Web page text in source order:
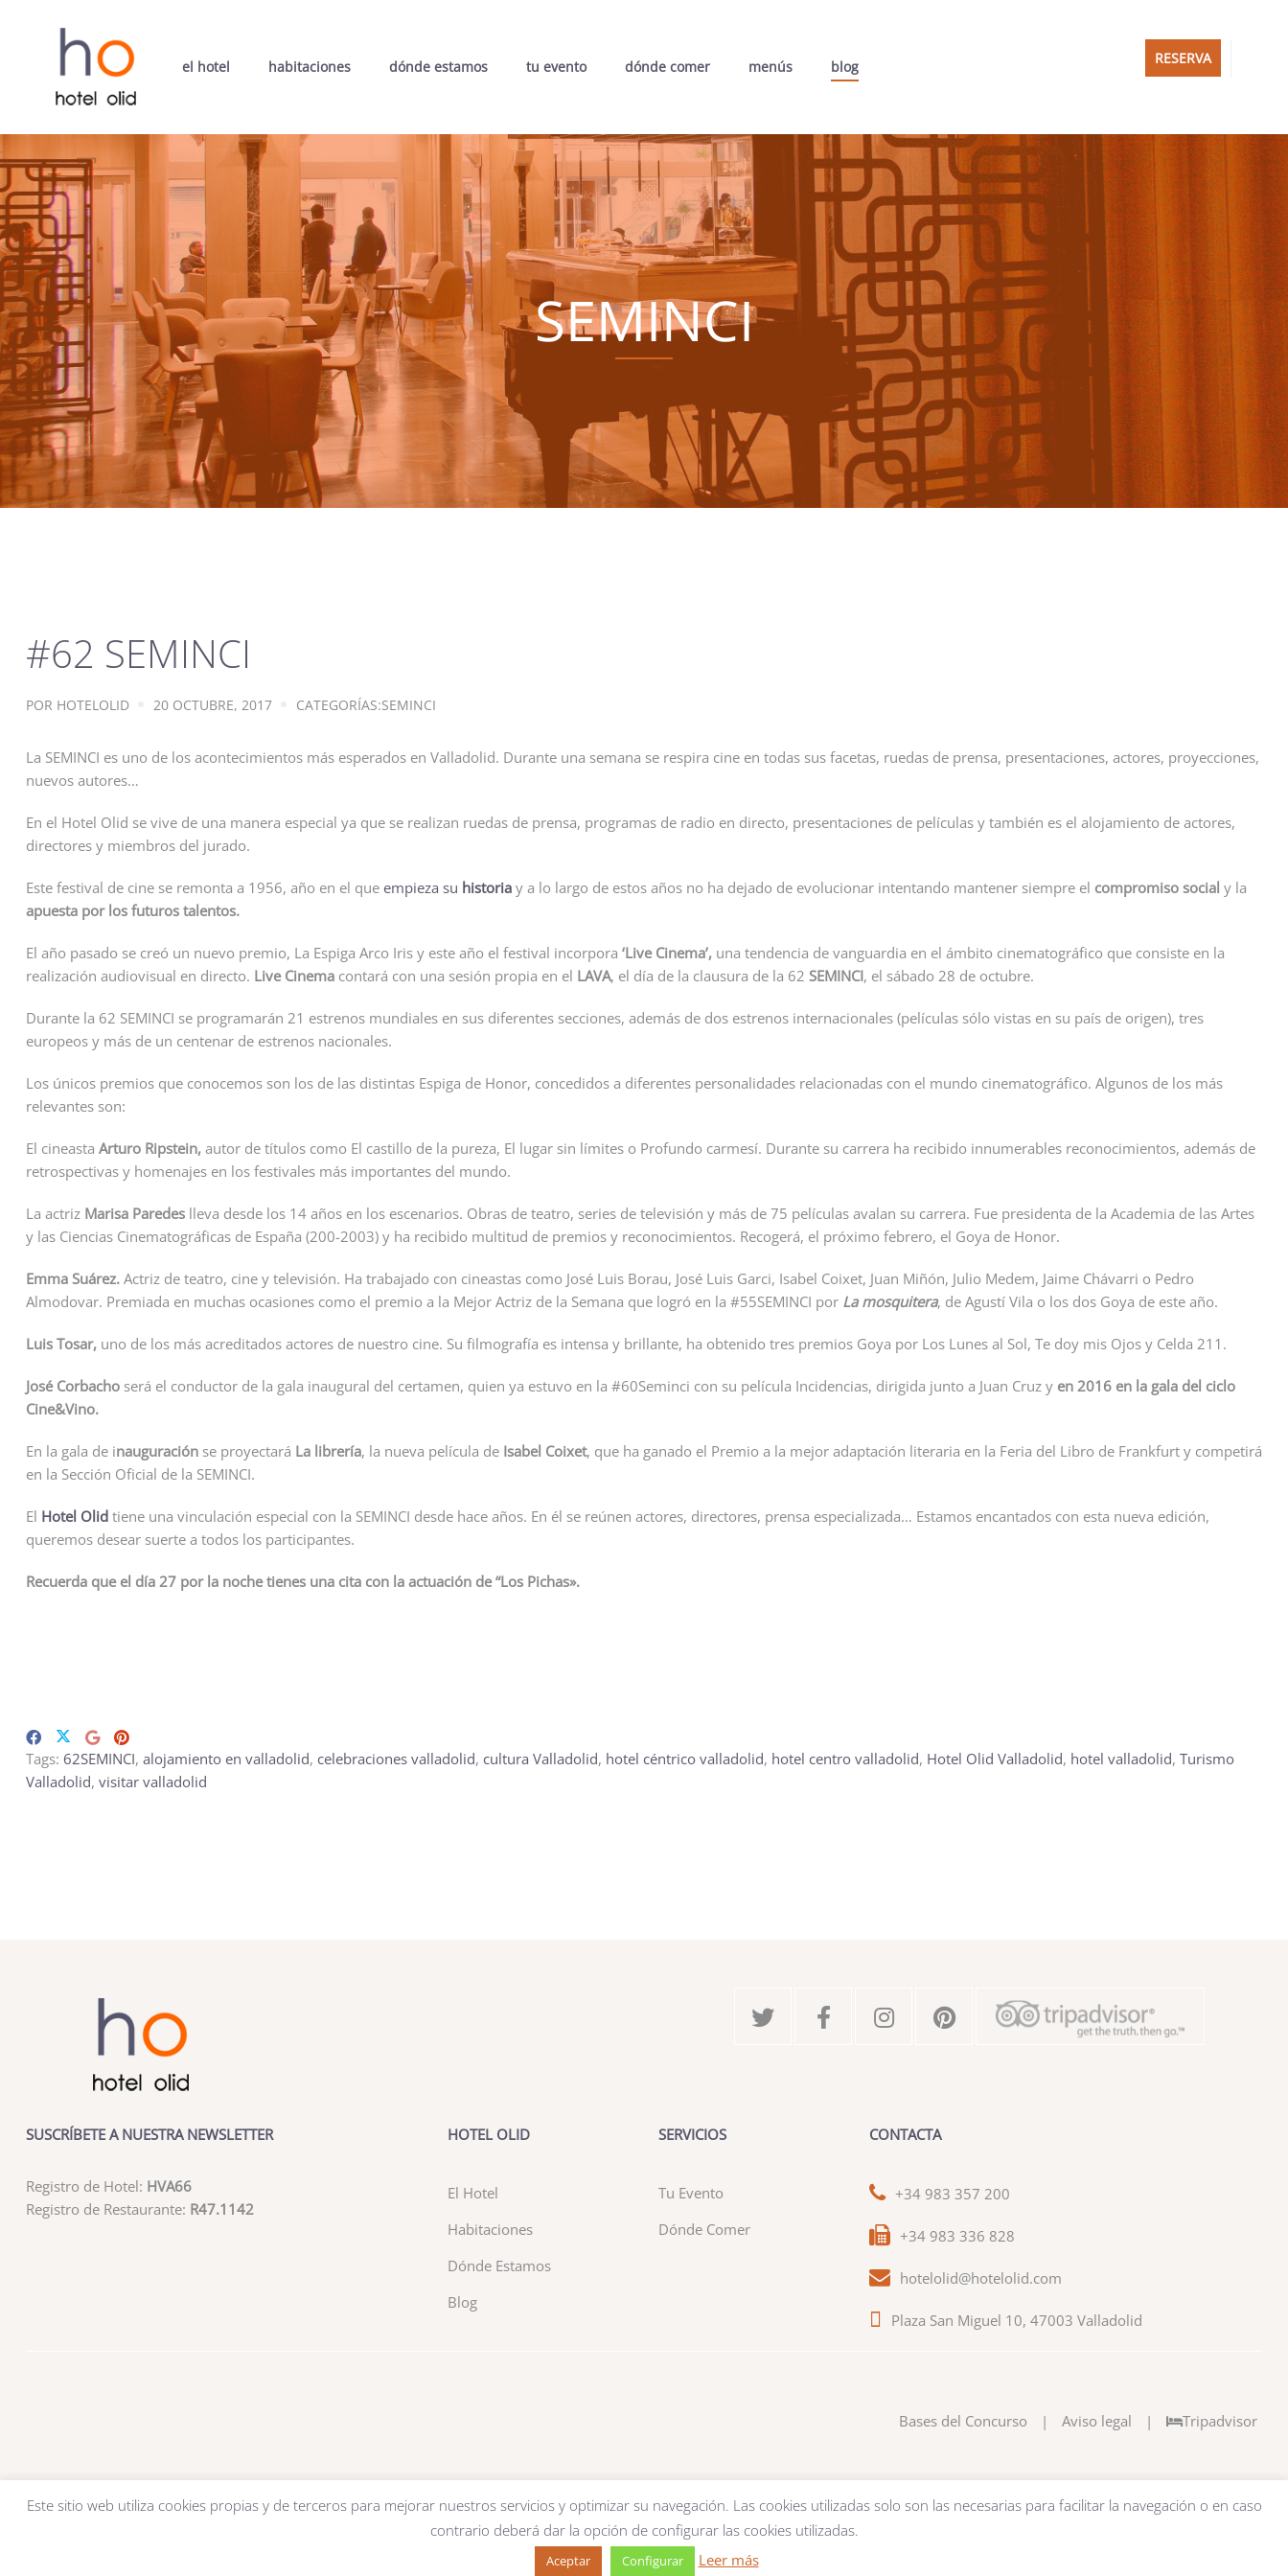
el hotel habitaciones dónde estamos tu evento dónde comer menús blog RESERVA
SEMINCI
#62 SEMINCI
POR HOTELOLID 20 OCTUBRE, 2017 CATEGORÍAS:SEMINCI
La SEMINCI es uno de los acontecimientos más esperados en Valladolid. Durante una semana se respira cine en todas sus facetas, ruedas de prensa, presentaciones, actores, proyecciones,
nuevos autores…
En el Hotel Olid se vive de una manera especial ya que se realizan ruedas de prensa, programas de radio en directo, presentaciones de películas y también es el alojamiento de actores,
directores y miembros del jurado.
Este festival de cine se remonta a 1956, año en el que empieza su historia y a lo largo de estos años no ha dejado de evolucionar intentando mantener siempre el compromiso social y la
apuesta por los futuros talentos.
El año pasado se creó un nuevo premio, La Espiga Arco Iris y este año el festival incorpora ‘Live Cinema’, una tendencia de vanguardia en el ámbito cinematográfico que consiste en la
realización audiovisual en directo. Live Cinema contará con una sesión propia en el LAVA, el día de la clausura de la 62 SEMINCI, el sábado 28 de octubre.
Durante la 62 SEMINCI se programarán 21 estrenos mundiales en sus diferentes secciones, además de dos estrenos internacionales (películas sólo vistas en su país de origen), tres
europeos y más de un centenar de estrenos nacionales.
Los únicos premios que conocemos son los de las distintas Espiga de Honor, concedidos a diferentes personalidades relacionadas con el mundo cinematográfico. Algunos de los más
relevantes son:
El cineasta Arturo Ripstein, autor de títulos como El castillo de la pureza, El lugar sin límites o Profundo carmesí. Durante su carrera ha recibido innumerables reconocimientos, además de
retrospectivas y homenajes en los festivales más importantes del mundo.
La actriz Marisa Paredes lleva desde los 14 años en los escenarios. Obras de teatro, series de televisión y más de 75 películas avalan su carrera. Fue presidenta de la Academia de las Artes
y las Ciencias Cinematográficas de España (200-2003) y ha recibido multitud de premios y reconocimientos. Recogerá, el próximo febrero, el Goya de Honor.
Emma Suárez. Actriz de teatro, cine y televisión. Ha trabajado con cineastas como José Luis Borau, José Luis Garci, Isabel Coixet, Juan Miñón, Julio Medem, Jaime Chávarri o Pedro
Almodovar. Premiada en muchas ocasiones como el premio a la Mejor Actriz de la Semana que logró en la #55SEMINCI por La mosquitera, de Agustí Vila o los dos Goya de este año.
Luis Tosar, uno de los más acreditados actores de nuestro cine. Su filmografía es intensa y brillante, ha obtenido tres premios Goya por Los Lunes al Sol, Te doy mis Ojos y Celda 211.
José Corbacho será el conductor de la gala inaugural del certamen, quien ya estuvo en la #60Seminci con su película Incidencias, dirigida junto a Juan Cruz y en 2016 en la gala del ciclo
Cine&Vino.
En la gala de inauguración se proyectará La librería, la nueva película de Isabel Coixet, que ha ganado el Premio a la mejor adaptación literaria en la Feria del Libro de Frankfurt y competirá
en la Sección Oficial de la SEMINCI.
El Hotel Olid tiene una vinculación especial con la SEMINCI desde hace años. En él se reúnen actores, directores, prensa especializada… Estamos encantados con esta nueva edición,
queremos desear suerte a todos los participantes.
Recuerda que el día 27 por la noche tienes una cita con la actuación de “Los Pichas».
Tags: 62SEMINCI, alojamiento en valladolid, celebraciones valladolid, cultura Valladolid, hotel céntrico valladolid, hotel centro valladolid, Hotel Olid Valladolid, hotel valladolid, Turismo
Valladolid, visitar valladolid
SUSCRÍBETE A NUESTRA NEWSLETTER
Registro de Hotel: HVA66
Registro de Restaurante: R47.1142
HOTEL OLID
El Hotel
Habitaciones
Dónde Estamos
Blog
SERVICIOS
Tu Evento
Dónde Comer
CONTACTA
+34 983 357 200
+34 983 336 828
hotelolid@hotelolid.com
Plaza San Miguel 10, 47003 Valladolid
Bases del Concurso | Aviso legal | Tripadvisor
Este sitio web utiliza cookies propias y de terceros para mejorar nuestros servicios y optimizar su navegación. Las cookies utilizadas solo son las necesarias para facilitar la navegación o en caso
contrario deberá dar la opción de configurar las cookies utilizadas.
Aceptar Configurar Leer más